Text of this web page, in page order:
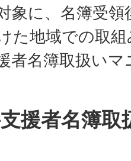
象に、名簿受
た地域での取
者名簿取扱い
援者名簿